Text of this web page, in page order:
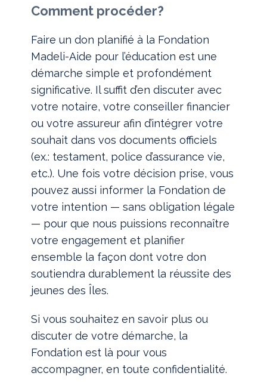
Comment procéder?
Faire un don planifié à la Fondation
Madeli-Aide pour l’éducation est une
démarche simple et profondément
significative. Il suffit d’en discuter avec
votre notaire, votre conseiller financier
ou votre assureur afin d’intégrer votre
souhait dans vos documents officiels
(ex.: testament, police d’assurance vie,
etc.). Une fois votre décision prise, vous
pouvez aussi informer la Fondation de
votre intention — sans obligation légale
— pour que nous puissions reconnaître
votre engagement et planifier
ensemble la façon dont votre don
soutiendra durablement la réussite des
jeunes des Îles.
Si vous souhaitez en savoir plus ou
discuter de votre démarche, la
Fondation est là pour vous
accompagner, en toute confidentialité.